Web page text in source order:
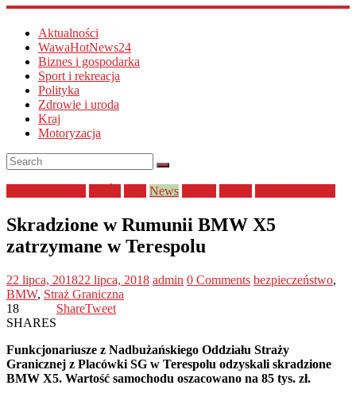
Aktualności
WawaHotNews24
Biznes i gospodarka
Sport i rekreacja
Polityka
Zdrowie i uroda
Kraj
Motoryzacja
News
Skradzione w Rumunii BMW X5
zatrzymane w Terespolu
22 lipca, 201822 lipca, 2018 admin 0 Comments bezpieczeństwo,
BMW, Straż Graniczna
18
SHARES
ShareTweet
Funkcjonariusze z Nadbużańskiego Oddziału Straży
Granicznej z Placówki SG w Terespolu odzyskali skradzione
BMW X5. Wartość samochodu oszacowano na 85 tys. zł.